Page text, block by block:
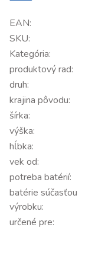
EAN:
SKU:
Kategória:
produktový rad:
druh:
krajina pôvodu:
šírka:
výška:
hĺbka:
vek od:
potreba batérií:
batérie súčasťou
výrobku:
určené pre: